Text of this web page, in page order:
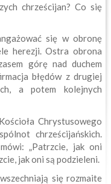
chrześcijan? Co się
się w obronę
herezji. Ostra obrona
górę nad duchem
błędów z drugiej
a potem kolejnych
Chrystusowego
chrześcijańskich.
„Patrzcie, jak oni
jak oni są podzieleni.
się rozmaite